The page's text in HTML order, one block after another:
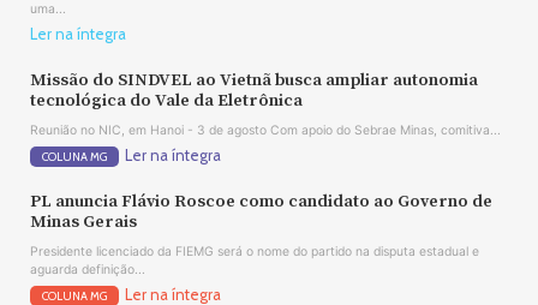
uma...
Ler na íntegra
Missão do SINDVEL ao Vietnã busca ampliar autonomia
tecnológica do Vale da Eletrônica
Reunião no NIC, em Hanoi - 3 de agosto Com apoio do Sebrae Minas, comitiva...
COLUNA MG Ler na íntegra
PL anuncia Flávio Roscoe como candidato ao Governo de
Minas Gerais
Presidente licenciado da FIEMG será o nome do partido na disputa estadual e
aguarda definição...
COLUNA MG Ler na íntegra